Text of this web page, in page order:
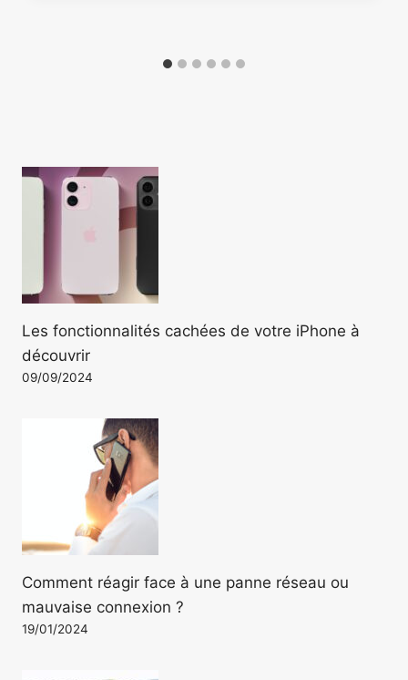
Les fonctionnalités cachées de votre iPhone à
découvrir
09/09/2024
Comment réagir face à une panne réseau ou
mauvaise connexion ?
19/01/2024